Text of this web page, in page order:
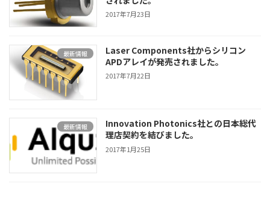
2017年7月23日
最新情報
Laser Components社からシリコン
APDアレイが発売されました。
2017年7月22日
最新情報
Innovation Photonics社との日本総代
理店契約を結びました。
2017年1月25日